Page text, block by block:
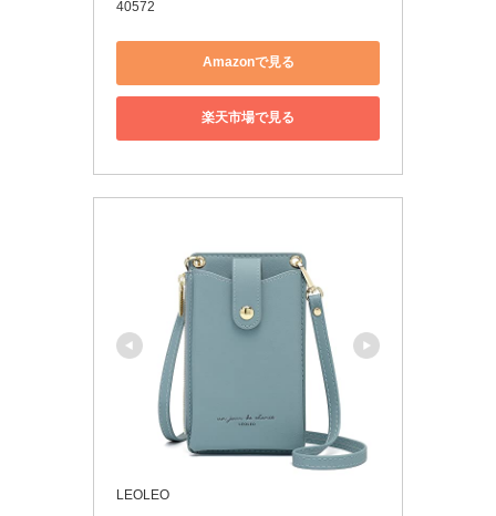
40572
Amazonで見る
楽天市場で見る
LEOLEO